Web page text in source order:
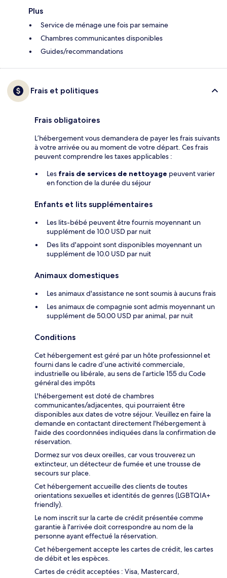
Plus
Service de ménage une fois par semaine
Chambres communicantes disponibles
Guides/recommandations
Frais et politiques
Frais obligatoires
L’hébergement vous demandera de payer les frais suivants
à votre arrivée ou au moment de votre départ. Ces frais
peuvent comprendre les taxes applicables :
Les frais de services de nettoyage peuvent varier
en fonction de la durée du séjour
Enfants et lits supplémentaires
Les lits-bébé peuvent être fournis moyennant un
supplément de 10.0 USD par nuit
Des lits d'appoint sont disponibles moyennant un
supplément de 10.0 USD par nuit
Animaux domestiques
Les animaux d'assistance ne sont soumis à aucuns frais
Les animaux de compagnie sont admis moyennant un
supplément de 50.00 USD par animal, par nuit
Conditions
Cet hébergement est géré par un hôte professionnel et
fourni dans le cadre d’une activité commerciale,
industrielle ou libérale, au sens de l’article 155 du Code
général des impôts
L'hébergement est doté de chambres
communicantes/adjacentes, qui pourraient être
disponibles aux dates de votre séjour. Veuillez en faire la
demande en contactant directement l'hébergement à
l'aide des coordonnées indiquées dans la confirmation de
réservation.
Dormez sur vos deux oreilles, car vous trouverez un
extincteur, un détecteur de fumée et une trousse de
secours sur place.
Cet hébergement accueille des clients de toutes
orientations sexuelles et identités de genres (LGBTQIA+
friendly).
Le nom inscrit sur la carte de crédit présentée comme
garantie à l'arrivée doit correspondre au nom de la
personne ayant effectué la réservation.
Cet hébergement accepte les cartes de crédit, les cartes
de débit et les espèces.
Cartes de crédit acceptées : Visa, Mastercard,